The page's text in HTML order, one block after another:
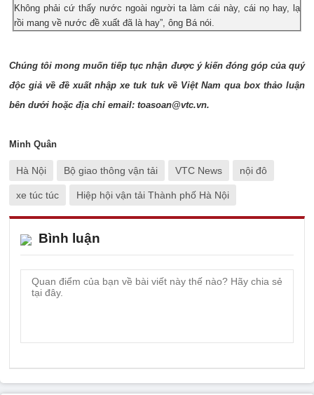
Không phải cứ thấy nước ngoài người ta làm cái này, cái nọ hay, lạ
rồi mang về nước đề xuất đã là hay”, ông Bá nói.
Chúng tôi mong muốn tiếp tục nhận được ý kiến đóng góp của quý
độc giả về đề xuất nhập xe tuk tuk về Việt Nam qua box thảo luận
bên dưới hoặc địa chỉ email: toasoan@vtc.vn.
Minh Quân
Hà Nội Bộ giao thông vận tải VTC News nội đô
xe túc túc Hiệp hội vận tải Thành phố Hà Nội
Bình luận